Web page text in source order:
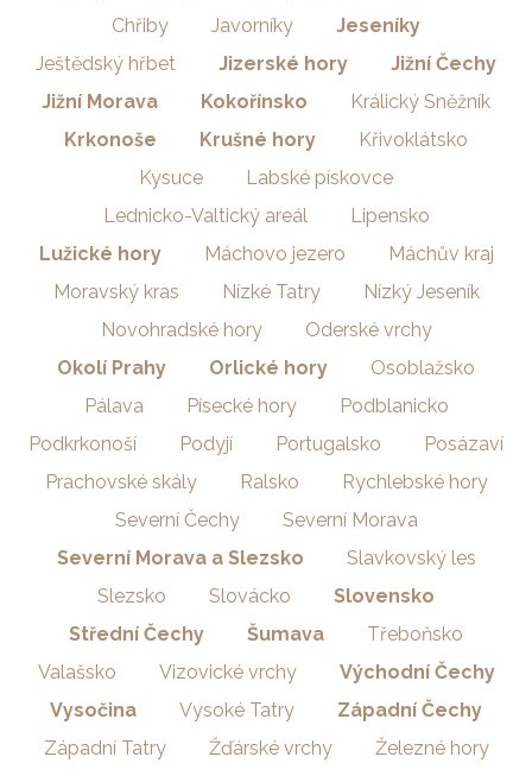
Chřiby
Javorníky
Jeseníky
Ještědský hřbet
Jizerské hory
Jižní Čechy
Jižní Morava
Kokořínsko
Králický Sněžník
Krkonoše
Krušné hory
Křivoklátsko
Kysuce
Labské pískovce
Lednicko-Valtický areál
Lipensko
Lužické hory
Máchovo jezero
Máchův kraj
Moravský kras
Nízké Tatry
Nízký Jeseník
Novohradské hory
Oderské vrchy
Okolí Prahy
Orlické hory
Osoblažsko
Pálava
Písecké hory
Podblanicko
Podkrkonoší
Podyjí Portugalsko
Posázaví
Prachovské skály
Ralsko
Rychlebské hory
Severní Čechy
Severní Morava
Severní Morava a Slezsko
Slavkovský les
Slezsko
Slovácko
Slovensko
Střední Čechy
Šumava
Třeboňsko
Valašsko
Vizovické vrchy
Východní Čechy
Vysočina
Vysoké Tatry
Západní Čechy
Západní Tatry
Žďárské vrchy Železné hory